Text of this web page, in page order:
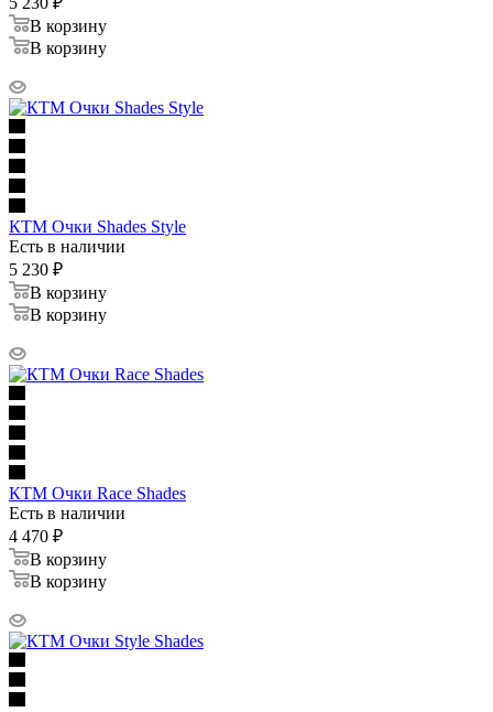
В корзину
В корзину
КТМ Очки Shades Style
Есть в наличии
5 230 ₽
В корзину
В корзину
КТМ Очки Race Shades
Есть в наличии
4 470 ₽
В корзину
В корзину